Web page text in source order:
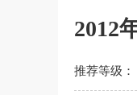
2012
推荐等级：